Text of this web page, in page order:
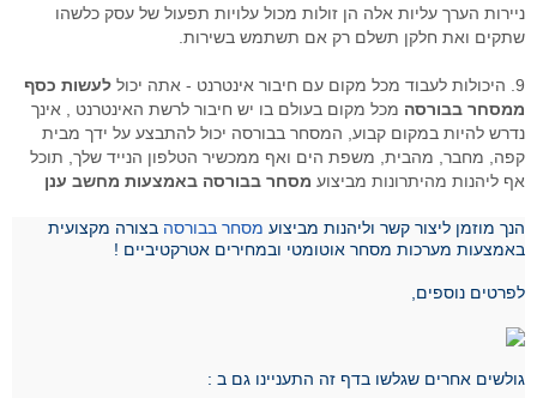
ניירות הערך עליות אלה הן זולות מכול עלויות תפעול של עסק כלשהו
שתקים ואת חלקן תשלם רק אם תשתמש בשירות.
9. היכולות לעבוד מכל מקום עם חיבור אינטרנט - אתה יכול
לעשות כסף
ממסחר בבורסה מכל מקום בעולם בו יש חיבור לרשת האינטרנט , אינך
נדרש להיות במקום קבוע, המסחר בבורסה יכול להתבצע על ידך מבית
קפה, מחבר, מהבית, משפת הים ואף ממכשיר הטלפון הנייד שלך, תוכל
אף ליהנות מהיתרונות מביצוע מסחר בבורסה באמצעות מחשב ענן
הנך מוזמן ליצור קשר וליהנות מביצוע מסחר בבורסה בצורה מקצועית
באמצעות מערכות מסחר אוטומטי ובמחירים אטרקטיביים !
לפרטים נוספים,
גולשים אחרים שגלשו בדף זה התעניינו גם ב :